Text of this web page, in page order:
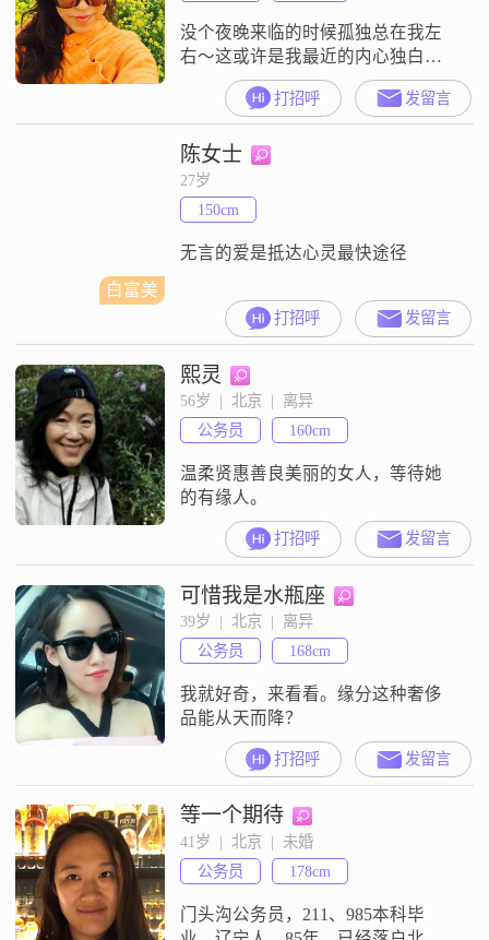
没个夜晚来临的时候孤独总在我左
右～这或许是我最近的内心独白。
找一个聊得来伴，聊此后半生！
打招呼 发留言
白富美
陈女士
27岁
150cm
无言的爱是抵达心灵最快途径
打招呼 发留言
熙灵
56岁  |  北京  |  离异
公务员
160cm
温柔贤惠善良美丽的女人，等待她
的有缘人。
打招呼 发留言
可惜我是水瓶座
39岁  |  北京  |  离异
公务员
168cm
我就好奇，来看看。缘分这种奢侈
品能从天而降？
打招呼 发留言
等一个期待
41岁  |  北京  |  未婚
公务员
178cm
门头沟公务员，211、985本科毕